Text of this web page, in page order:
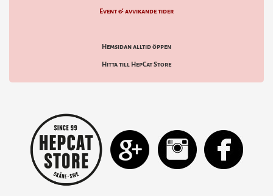
Event & avvikande tider
Hemsidan alltid öppen
Hitta till HepCat Store